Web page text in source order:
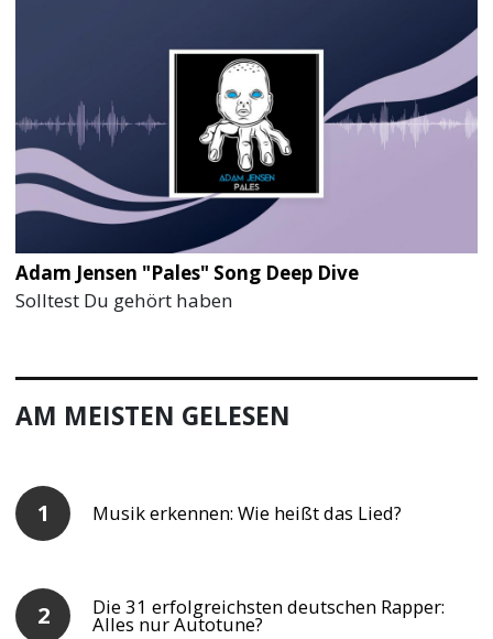
Adam Jensen "Pales" Song Deep Dive
Solltest Du gehört haben
AM MEISTEN GELESEN
Musik erkennen: Wie heißt das Lied?
Die 31 erfolgreichsten deutschen Rapper:
Alles nur Autotune?